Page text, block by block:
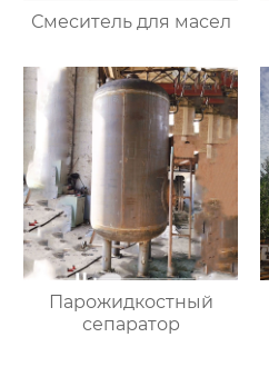
Смеситель для масел
Парожидкостный
сепаратор